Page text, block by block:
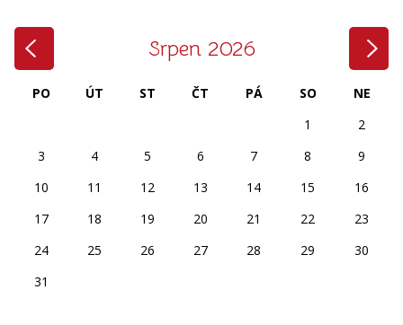
Srpen 2026
PO ÚT ST ČT PÁ SO
NE
1
2
3
4 5 6 7 8
9
10
11 12 13 14 15
16
17
18 19 20 21 22
23
24
25 26 27 28 29
30
31